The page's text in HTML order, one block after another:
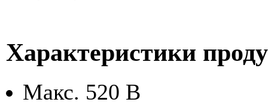
Характеристики
Макс. 520 В